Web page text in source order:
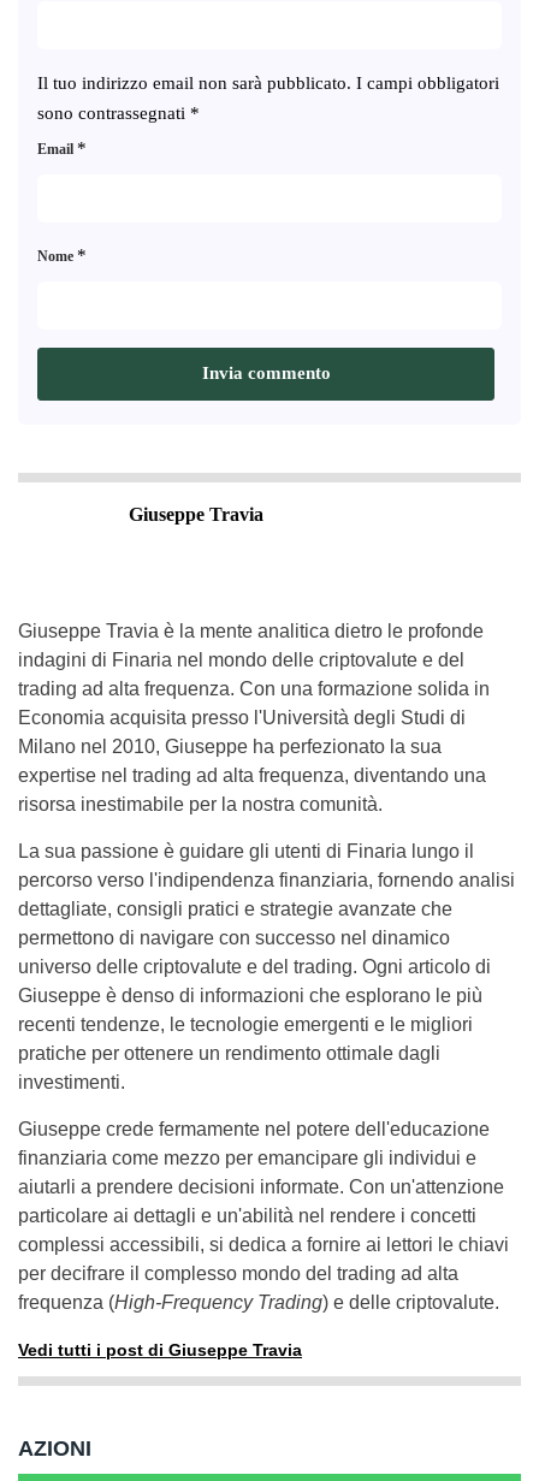
Il tuo indirizzo email non sarà pubblicato. I campi obbligatori
sono contrassegnati *
Nome *
Email *
Giuseppe Travia
Giuseppe Travia è la mente analitica dietro le profonde
indagini di Finaria nel mondo delle criptovalute e del
trading ad alta frequenza. Con una formazione solida in
Economia acquisita presso l'Università degli Studi di
Milano nel 2010, Giuseppe ha perfezionato la sua
expertise nel trading ad alta frequenza, diventando una
risorsa inestimabile per la nostra comunità.
La sua passione è guidare gli utenti di Finaria lungo il
percorso verso l'indipendenza finanziaria, fornendo analisi
dettagliate, consigli pratici e strategie avanzate che
permettono di navigare con successo nel dinamico
universo delle criptovalute e del trading. Ogni articolo di
Giuseppe è denso di informazioni che esplorano le più
recenti tendenze, le tecnologie emergenti e le migliori
pratiche per ottenere un rendimento ottimale dagli
investimenti.
Giuseppe crede fermamente nel potere dell'educazione
finanziaria come mezzo per emancipare gli individui e
aiutarli a prendere decisioni informate. Con un'attenzione
particolare ai dettagli e un'abilità nel rendere i concetti
complessi accessibili, si dedica a fornire ai lettori le chiavi
per decifrare il complesso mondo del trading ad alta
frequenza (High-Frequency Trading) e delle criptovalute.
Vedi tutti i post di Giuseppe Travia
AZIONI